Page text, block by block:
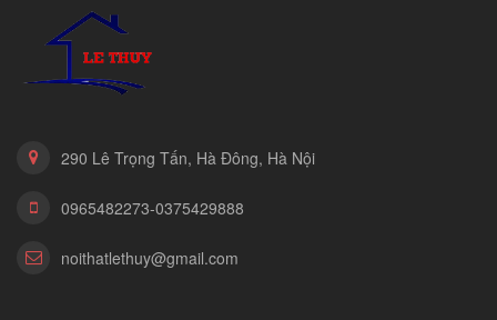
290 Lê Trọng Tấn, Hà Đông, Hà Nội
0965482273-0375429888
noithatlethuy@gmail.com